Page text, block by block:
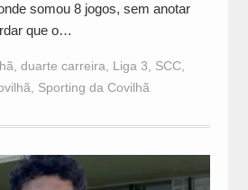
somou 8 jogos, sem anotar
que o…
, duarte carreira, Liga 3, SCC,
, Sporting da Covilhã